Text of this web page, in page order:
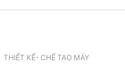
THIẾT KẾ- CHẾ TẠO MÁY